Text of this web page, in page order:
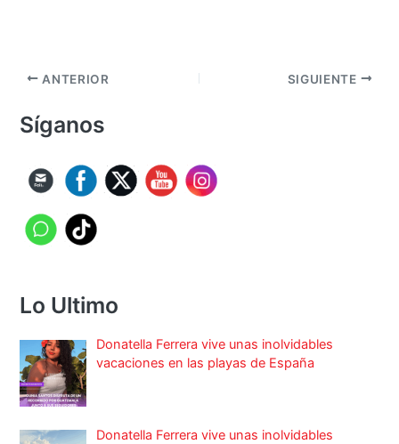
ANTERIOR SIGUIENTE
Síganos
Lo Ultimo
Donatella Ferrera vive unas inolvidables
vacaciones en las playas de España
Donatella Ferrera vive unas inolvidables